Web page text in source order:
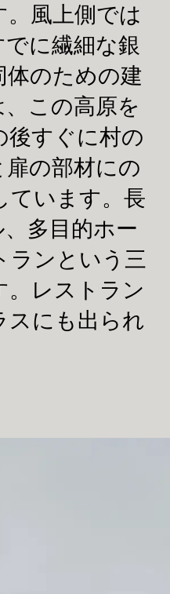
風上側では
に繊細な銀
のための建
この高原を
後すぐに村の
の部材にの
ています。長
多目的ホー
ランという三
。レストラン
スにも出られ